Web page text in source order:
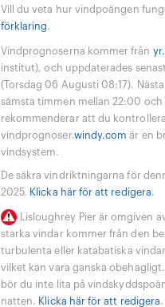
Vill du veta hur vindpoängen
förklaring.
Vindprognoserna kommer från
institut), och uppdaterades
(Torsdag 06 Augusti 08:17).
sämsta timmen mellan 22:00
rekommenderar att du
vindprognoser.windy.com är en
vindsystem.
De säkra vindriktningarna för
2025. Klicka här för att redigera.
Lisloughrey Pier är omgiven
starka vindar kommer från den
turbulenta eller katabatiska
vilket kan vara ganska
bör du inte lita på
natten. Klicka här för att redigera.